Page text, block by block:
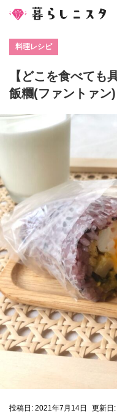
料理レシピ
【どこを食べても
飯糰(ファントァ
投稿日: 2021年7月14日
更新日